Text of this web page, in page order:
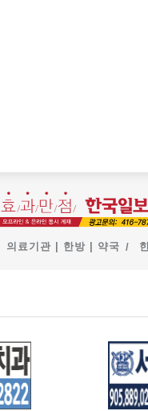
의료기관 | 한방 | 약국